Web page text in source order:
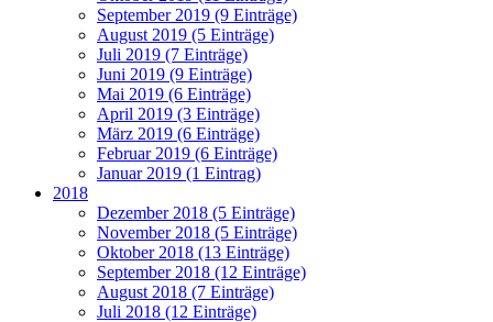
September 2019 (9 Einträge)
August 2019 (5 Einträge)
Juli 2019 (7 Einträge)
Juni 2019 (9 Einträge)
Mai 2019 (6 Einträge)
April 2019 (3 Einträge)
März 2019 (6 Einträge)
Februar 2019 (6 Einträge)
Januar 2019 (1 Eintrag)
2018
Dezember 2018 (5 Einträge)
November 2018 (5 Einträge)
Oktober 2018 (13 Einträge)
September 2018 (12 Einträge)
August 2018 (7 Einträge)
Juli 2018 (12 Einträge)